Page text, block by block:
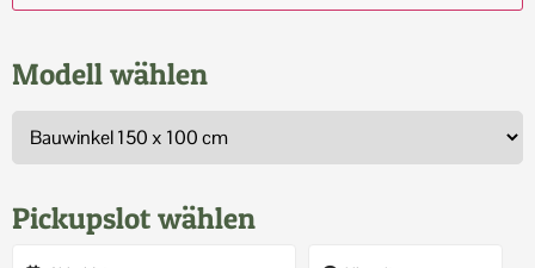
Modell wählen
Pickupslot wählen